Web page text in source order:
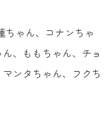
ちゃん、コナンちゃ
、ももちゃん、チョ
ンタちゃん、フクち